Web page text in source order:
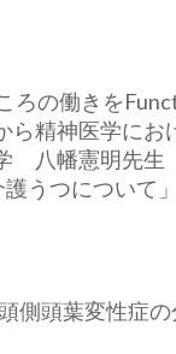
の働きを
ら精神医学にお
八幡憲明先生
うつについて
側頭葉変性症